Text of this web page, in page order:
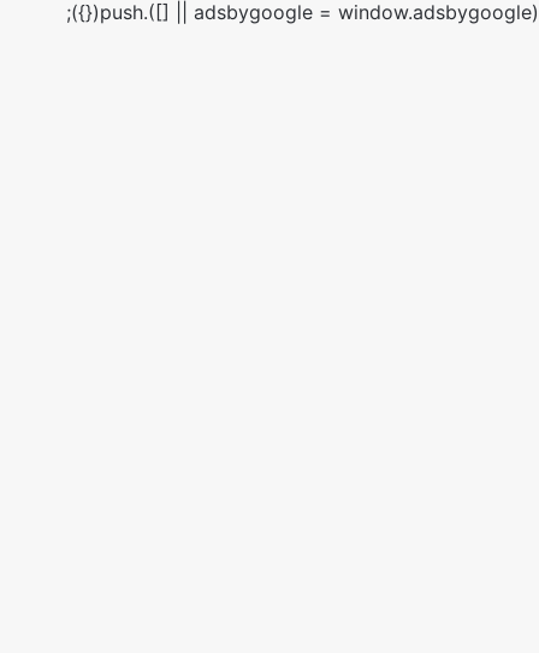
(adsbygoogle = window.adsbygoogle || []).push({});